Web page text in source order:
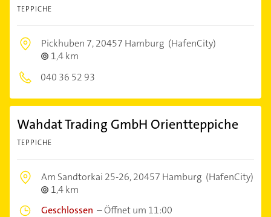
TEPPICHE
Pickhuben 7,20457 Hamburg (HafenCity)
1,4 km
040 36 52 93
Wahdat Trading GmbH Orientteppiche
TEPPICHE
Am Sandtorkai 25-26,20457 Hamburg (HafenCity)
1,4 km
Geschlossen –Öffnet um 11:00